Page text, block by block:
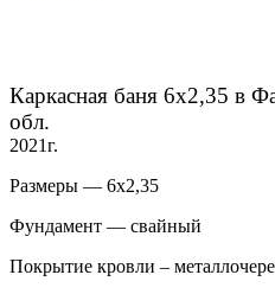
Каркасная баня 6х2,35 в
обл.
2021г.
Размеры — 6х2,35
Фундамент — свайный
Покрытие кровли –